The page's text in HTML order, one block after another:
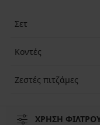
Επιλέγουμε υψηλής
Σετ
Κοντές
Ζεστές πιτζάμες
ΧΡΗΣΗ